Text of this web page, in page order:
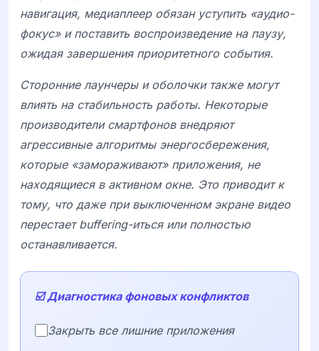
навигация, медиаплеер обязан уступить «аудио-
фокус» и поставить воспроизведение на паузу,
ожидая завершения приоритетного события.
Сторонние лаунчеры и оболочки также могут
влиять на стабильность работы. Некоторые
производители смартфонов внедряют
агрессивные алгоритмы энергосбережения,
которые «замораживают» приложения, не
находящиеся в активном окне. Это приводит к
тому, что даже при выключенном экране видео
перестает buffering-иться или полностью
останавливается.
☑️ Диагностика фоновых конфликтов
Закрыть все лишние приложения